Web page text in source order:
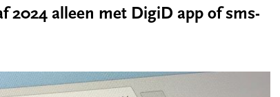
2024 alleen met DigiD app of sms-